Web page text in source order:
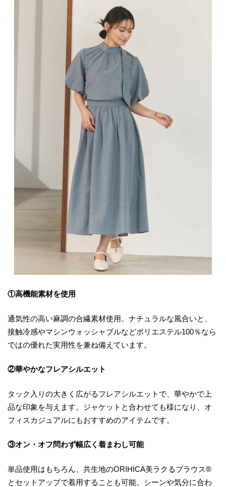
①高機能素材を使用
通気性の高い麻調の合繊素材使用。ナチュラルな風合いと、
接触冷感やマシンウォッシャブルなどポリエステル100％なら
ではの優れた実用性を兼ね備えています。
②華やかなフレアシルエット
タック入りの大きく広がるフレアシルエットで、華やかで上
品な印象を与えます。ジャケットと合わせても様になり、オ
フィスカジュアルにもおすすめのアイテムです。
③オン・オフ問わず幅広く着まわし可能
単品使用はもちろん、共生地のORIHICA美ラクるブラウス®
とセットアップで着用することも可能。シーンや気分に合わ